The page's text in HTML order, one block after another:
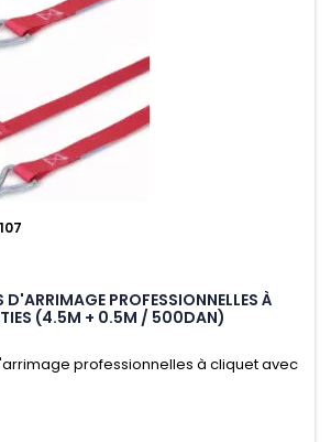
D'ARRIMAGE PROFESSIONNELLES À
(4.5M + 0.5M / 500DAN)
professionnelles à cliquet avec
(4.5M + 0.5M / 500daN), simple et rapide
et de sécuriser vos